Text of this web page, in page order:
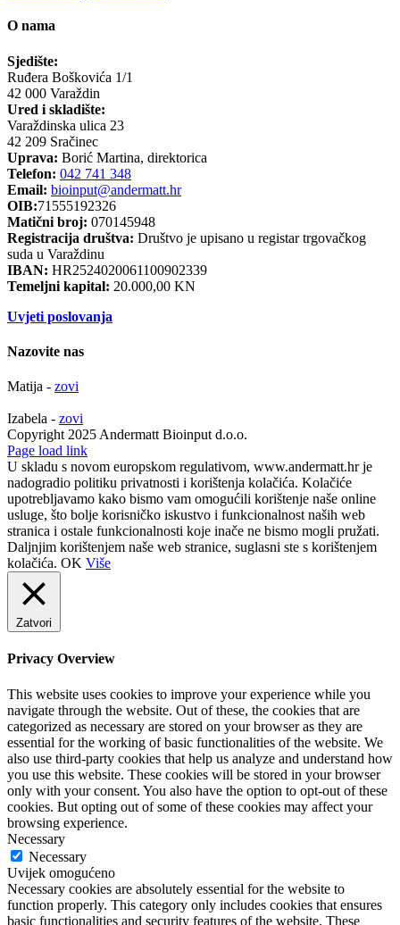
O nama
Sjedište:
Ruđera Boškovića 1/1
42 000 Varaždin
Ured i skladište:
Varaždinska ulica 23
42 209 Sračinec
Uprava: Borić Martina, direktorica
Telefon: 042 741 348
Email: bioinput@andermatt.hr
OIB:71555192326
Matični broj: 070145948
Registracija društva: Društvo je upisano u registar trgovačkog
suda u Varaždinu
IBAN: HR2524020061100902339
Temeljni kapital: 20.000,00 KN
Uvjeti poslovanja
Nazovite nas
Matija - zovi
Izabela - zovi
Copyright 2025 Andermatt Bioinput d.o.o.
Facebook
Page load link
U skladu s novom europskom regulativom, www.andermatt.hr je
nadogradio politiku privatnosti i korištenja kolačića. Kolačiće
upotrebljavamo kako bismo vam omogućili korištenje naše online
usluge, što bolje korisničko iskustvo i funkcionalnost naših web
stranica i ostale funkcionalnosti koje inače ne bismo mogli pružati.
Daljnjim korištenjem naše web stranice, suglasni ste s korištenjem
kolačića. OK Više
Zatvori
Privacy Overview
This website uses cookies to improve your experience while you
navigate through the website. Out of these, the cookies that are
categorized as necessary are stored on your browser as they are
essential for the working of basic functionalities of the website. We
also use third-party cookies that help us analyze and understand how
you use this website. These cookies will be stored in your browser
only with your consent. You also have the option to opt-out of these
cookies. But opting out of some of these cookies may affect your
browsing experience.
Necessary
Necessary
Uvijek omogućeno
Necessary cookies are absolutely essential for the website to
function properly. This category only includes cookies that ensures
basic functionalities and security features of the website. These